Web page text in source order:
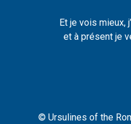
Et je vois mieux,
et à présent je
© Ursulines of the